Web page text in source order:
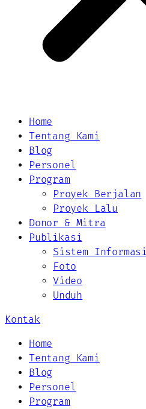
Home
Tentang Kami
Blog
Personel
Program
Proyek Berjalan
Proyek Lalu
Donor & Mitra
Publikasi
Sistem
Foto
Video
Unduh
Kontak
Home
Tentang Kami
Blog
Personel
Program